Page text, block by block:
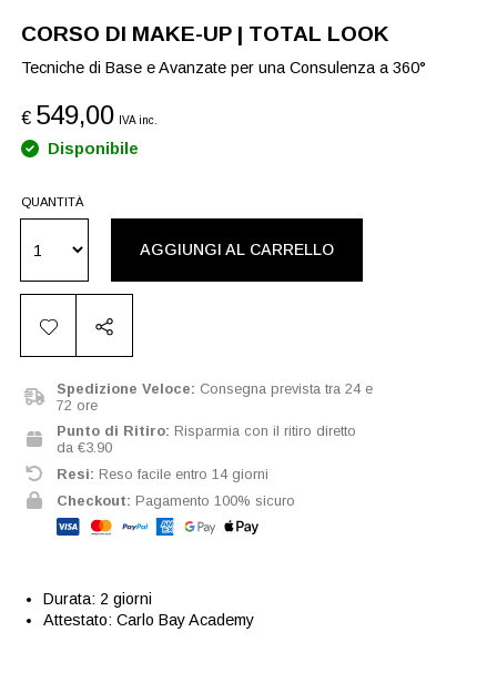
CORSO DI MAKE-UP | TOTAL LOOK
Tecniche di Base e Avanzate per una Consulenza a 360°
€ 549,00 IVA inc.
Disponibile
QUANTITÀ
AGGIUNGI AL CARRELLO
Spedizione Veloce: Consegna prevista tra 24 e
72 ore
Punto di Ritiro: Risparmia con il ritiro diretto
da €3.90
Resi: Reso facile entro 14 giorni
Checkout: Pagamento 100% sicuro
Durata: 2 giorni
Attestato: Carlo Bay Academy